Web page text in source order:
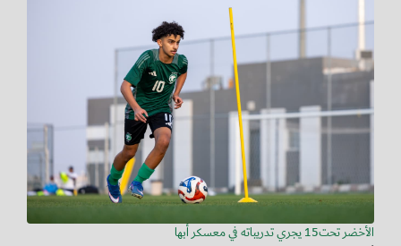
الأخضر تحت15 يجري تدريباته في معسكر أبها